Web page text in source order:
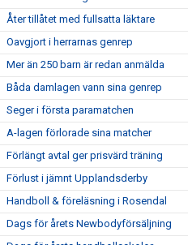
Åter tillåtet med fullsatta läktare
Oavgjort i herrarnas genrep
Mer än 250 barn är redan anmälda
Båda damlagen vann sina genrep
Seger i första paramatchen
A-lagen förlorade sina matcher
Förlängt avtal ger prisvärd träning
Förlust i jämnt Upplandsderby
Handboll & föreläsning i Rosendal
Dags för årets Newbodyförsäljning